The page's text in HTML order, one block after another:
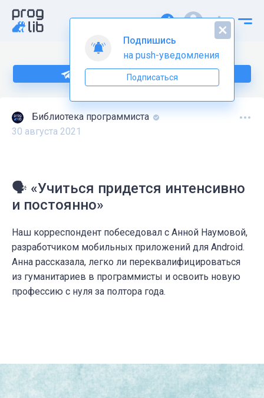
Подпишитесь на нас в Telegram
Библиотека программиста
30 августа 2021
🗣 «Учиться придется интенсивно
и постоянно»
Наш корреспондент побеседовал с Анной Наумовой,
разработчиком мобильных приложений для Android.
Анна рассказала, легко ли переквалифицироваться
из гуманитариев в программисты и освоить новую
профессию с нуля за полтора года.
Подпишись
на push-уведомления
Подписаться